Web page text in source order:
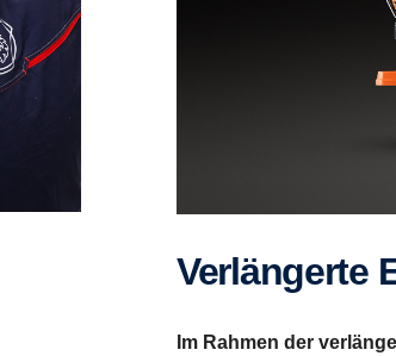
Verlän­gerte
Im Rahmen der